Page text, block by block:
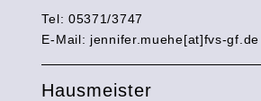
Tel: 05371/3747
E-Mail: jennifer.muehe[at]fvs-gf.de
Hausmeister